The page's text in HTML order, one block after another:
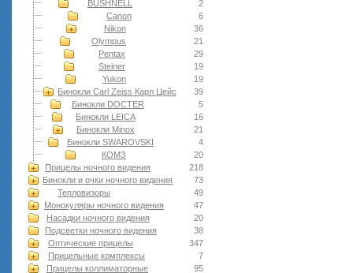
2
BUSHNELL
6
Canon
36
Nikon
21
Olympus
29
Pentax
19
Steiner
19
Yukon
39
Бинокли Carl Zeiss Карл Цейс
5
Бинокли DOCTER
16
Бинокли LEICA
21
Бинокли Minox
4
Бинокли SWAROVSKI
20
КОМЗ
218
Прицелы ночного видения
73
Бинокли и очки ночного видения
49
Тепловизоры
47
Монокуляры ночного видения
20
Насадки ночного видения
38
Подсветки ночного видения
347
Оптические прицелы
7
Прицельные комплексы
95
Прицелы коллиматорные